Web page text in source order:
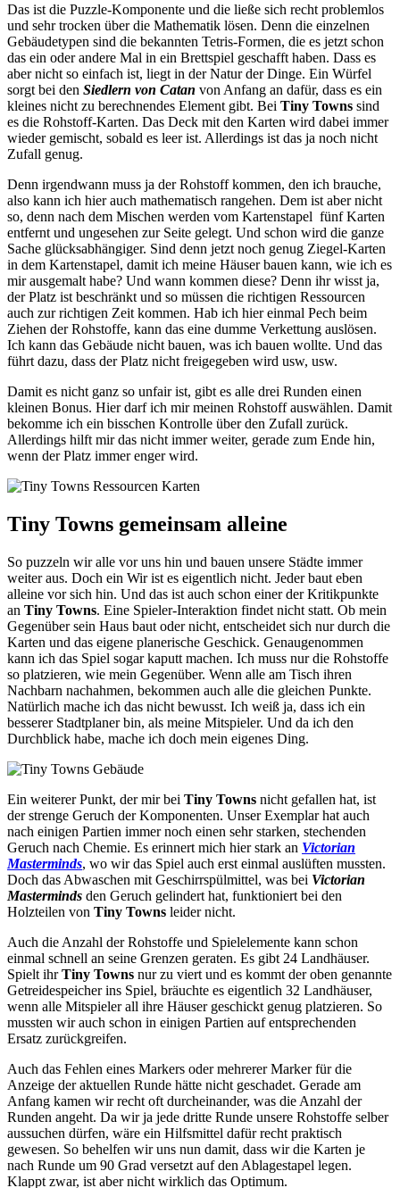
Das ist die Puzzle-Komponente und die ließe sich recht problemlos
und sehr trocken über die Mathematik lösen. Denn die einzelnen
Gebäudetypen sind die bekannten Tetris-Formen, die es jetzt schon
das ein oder andere Mal in ein Brettspiel geschafft haben. Dass es
aber nicht so einfach ist, liegt in der Natur der Dinge. Ein Würfel
sorgt bei den Siedlern von Catan von Anfang an dafür, dass es ein
kleines nicht zu berechnendes Element gibt. Bei Tiny Towns sind
es die Rohstoff-Karten. Das Deck mit den Karten wird dabei immer
wieder gemischt, sobald es leer ist. Allerdings ist das ja noch nicht
Zufall genug.
Denn irgendwann muss ja der Rohstoff kommen, den ich brauche,
also kann ich hier auch mathematisch rangehen. Dem ist aber nicht
so, denn nach dem Mischen werden vom Kartenstapel fünf Karten
entfernt und ungesehen zur Seite gelegt. Und schon wird die ganze
Sache glücksabhängiger. Sind denn jetzt noch genug Ziegel-Karten
in dem Kartenstapel, damit ich meine Häuser bauen kann, wie ich es
mir ausgemalt habe? Und wann kommen diese? Denn ihr wisst ja,
der Platz ist beschränkt und so müssen die richtigen Ressourcen
auch zur richtigen Zeit kommen. Hab ich hier einmal Pech beim
Ziehen der Rohstoffe, kann das eine dumme Verkettung auslösen.
Ich kann das Gebäude nicht bauen, was ich bauen wollte. Und das
führt dazu, dass der Platz nicht freigegeben wird usw, usw.
Damit es nicht ganz so unfair ist, gibt es alle drei Runden einen
kleinen Bonus. Hier darf ich mir meinen Rohstoff auswählen. Damit
bekomme ich ein bisschen Kontrolle über den Zufall zurück.
Allerdings hilft mir das nicht immer weiter, gerade zum Ende hin,
wenn der Platz immer enger wird.
Tiny Towns gemeinsam alleine
So puzzeln wir alle vor uns hin und bauen unsere Städte immer
weiter aus. Doch ein Wir ist es eigentlich nicht. Jeder baut eben
alleine vor sich hin. Und das ist auch schon einer der Kritikpunkte
an Tiny Towns. Eine Spieler-Interaktion findet nicht statt. Ob mein
Gegenüber sein Haus baut oder nicht, entscheidet sich nur durch die
Karten und das eigene planerische Geschick. Genaugenommen
kann ich das Spiel sogar kaputt machen. Ich muss nur die Rohstoffe
so platzieren, wie mein Gegenüber. Wenn alle am Tisch ihren
Nachbarn nachahmen, bekommen auch alle die gleichen Punkte.
Natürlich mache ich das nicht bewusst. Ich weiß ja, dass ich ein
besserer Stadtplaner bin, als meine Mitspieler. Und da ich den
Durchblick habe, mache ich doch mein eigenes Ding.
Ein weiterer Punkt, der mir bei Tiny Towns nicht gefallen hat, ist
der strenge Geruch der Komponenten. Unser Exemplar hat auch
nach einigen Partien immer noch einen sehr starken, stechenden
Geruch nach Chemie. Es erinnert mich hier stark an Victorian
Masterminds, wo wir das Spiel auch erst einmal auslüften mussten.
Doch das Abwaschen mit Geschirrspülmittel, was bei Victorian
Masterminds den Geruch gelindert hat, funktioniert bei den
Holzteilen von Tiny Towns leider nicht.
Auch die Anzahl der Rohstoffe und Spielelemente kann schon
einmal schnell an seine Grenzen geraten. Es gibt 24 Landhäuser.
Spielt ihrTiny Towns nur zu viert und es kommt der oben genannte
Getreidespeicher ins Spiel, bräuchte es eigentlich 32 Landhäuser,
wenn alle Mitspieler all ihre Häuser geschickt genug platzieren. So
mussten wir auch schon in einigen Partien auf entsprechenden
Ersatz zurückgreifen.
Auch das Fehlen eines Markers oder mehrerer Marker für die
Anzeige der aktuellen Runde hätte nicht geschadet. Gerade am
Anfang kamen wir recht oft durcheinander, was die Anzahl der
Runden angeht. Da wir ja jede dritte Runde unsere Rohstoffe selber
aussuchen dürfen, wäre ein Hilfsmittel dafür recht praktisch
gewesen. So behelfen wir uns nun damit, dass wir die Karten je
nach Runde um 90 Grad versetzt auf den Ablagestapel legen.
Klappt zwar, ist aber nicht wirklich das Optimum.